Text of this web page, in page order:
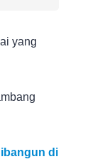
yang
di